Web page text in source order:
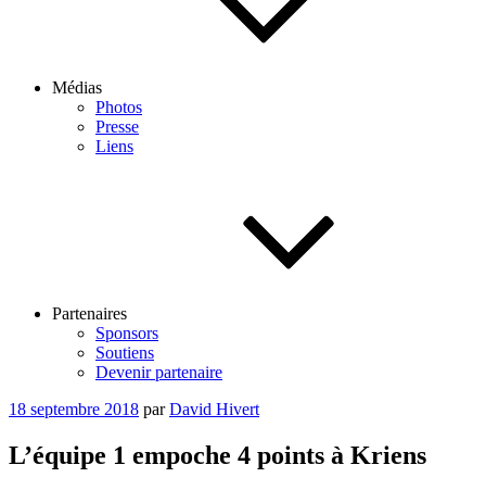
Médias
Photos
Presse
Liens
Partenaires
Sponsors
Soutiens
Devenir partenaire
Publié
18 septembre 2018 parDavid Hivert
L’équipe 1 empoche 4 points à Kriens